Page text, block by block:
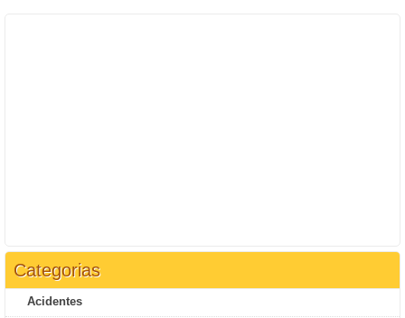
Categorias
Acidentes